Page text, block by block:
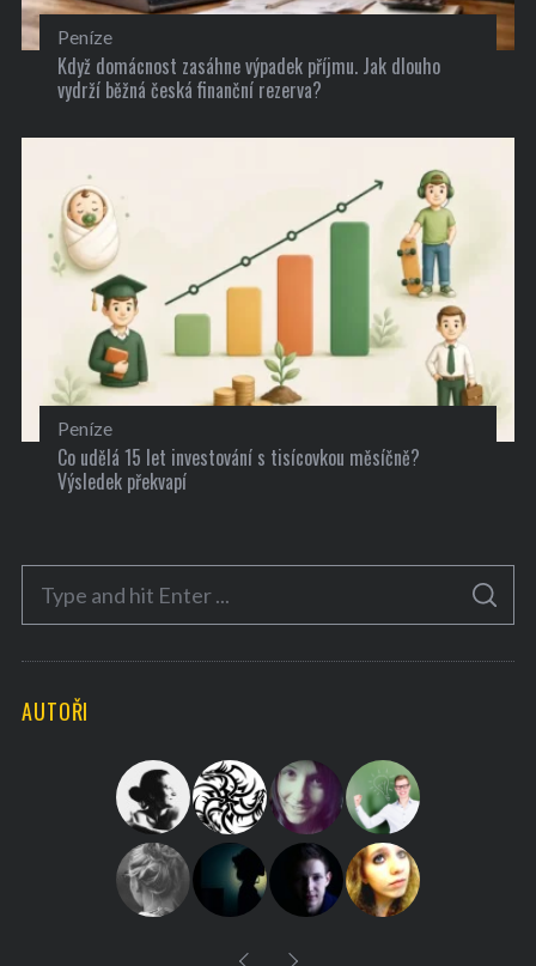
Peníze
Když domácnost zasáhne výpadek příjmu. Jak dlouho
vydrží běžná česká finanční rezerva?
Peníze
Co udělá 15 let investování s tisícovkou měsíčně?
Výsledek překvapí
c
S
A
C
AUTOŘI